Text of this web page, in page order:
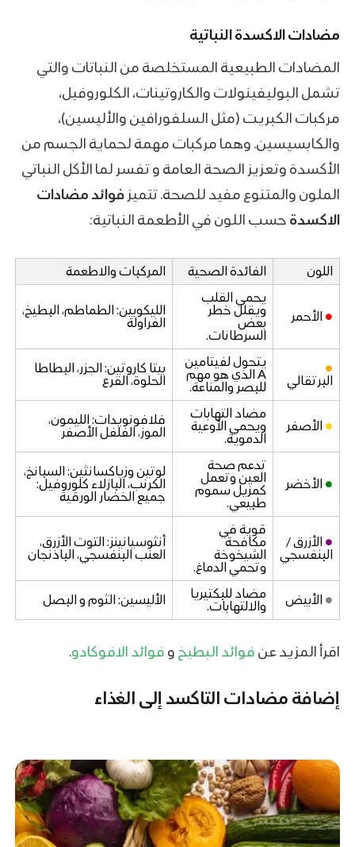
مضادات الاكسدةالنباتية
المضادات الطبيعية المستخلصة من النباتات والتي
تشمل البوليفينولات والكاروتينات، الكلوروفيل،
مركبات الكبريت (مثل السلفورافين والأليسين)،
والكابسيسين. وهما مركبات مهمة لحماية الجسم من
الأكسدة وتعزيز الصحة العامة و تفسر لما الأكل النباتي
الملون والمتنوع مفيد للصحة. تتميز فوائد مضادات
الاكسدة حسب اللون في الأطعمة النباتية:
اللون الفائدة الصحية المركبات والاطعمة
● الأحمر
يحمي القلب
ويقلل خطر
بعض
السرطانات.
الليكوبين: الطماطم، البطيخ،
الفراولة
●
البرتقالي
يتحول لفيتامين
A الذي هو مهم
للبصر والمناعة.
بيتا كاروتين: الجزر، البطاطا
الحلوة، القرع
● الأصفر
مضاد التهابات
ويحمي الأوعية
الدموية.
فلافونويدات: الليمون،
الموز، الفلفل الأصفر
● الأخضر
تدعم صحة
العين وتعمل
كمزيل سموم
طبيعي.
لوتين وزياكسانثين: السبانخ،
الكرنب، البازلاء كلوروفيل:
جميع الخضار الورقية
● الأزرق /
البنفسجي
قوية في
مكافحة
الشيخوخة
وتحمي الدماغ.
أنثوسيانينز: التوت الأزرق،
العنب البنفسجي، الباذنجان
● الأبيض
مضاد للبكتيريا
والالتهابات.
الأليسين: الثوم و البصل
اقرأ المزيد عن فوائد البطيخ و فوائد الافوكادو.
إضافة مضادات التاكسد إلى الغذاء